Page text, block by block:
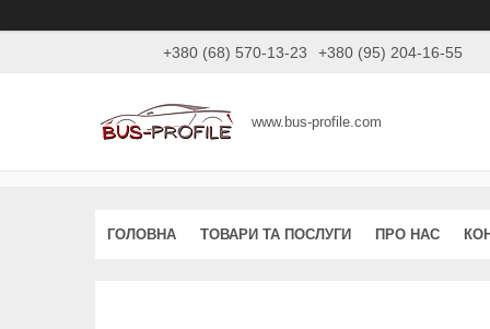
+380 (68) 570-13-23 +380 (95) 204-16-55
www.bus-profile.com
ГОЛОВНА ТОВАРИ ТА ПОСЛУГИ ПРО НАС